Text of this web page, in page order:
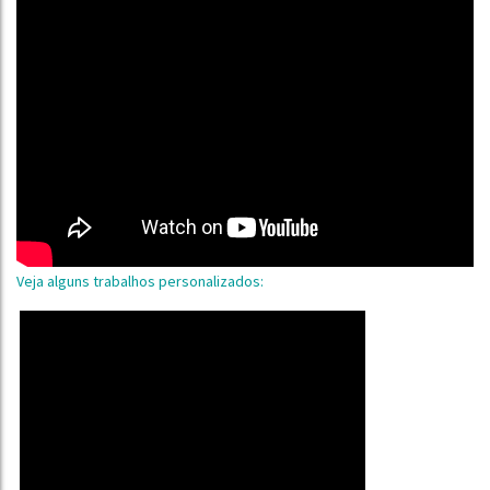
Veja alguns trabalhos personalizados: